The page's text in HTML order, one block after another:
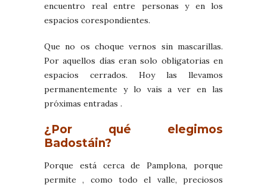
encuentro real entre personas y en los
espacios corespondientes.
Que no os choque vernos sin mascarillas.
Por aquellos días eran solo obligatorias en
espacios cerrados. Hoy las llevamos
permanentemente y lo vais a ver en las
próximas entradas .
¿Por qué elegimos
Badostáin?
Porque está cerca de Pamplona, porque
permite , como todo el valle, preciosos